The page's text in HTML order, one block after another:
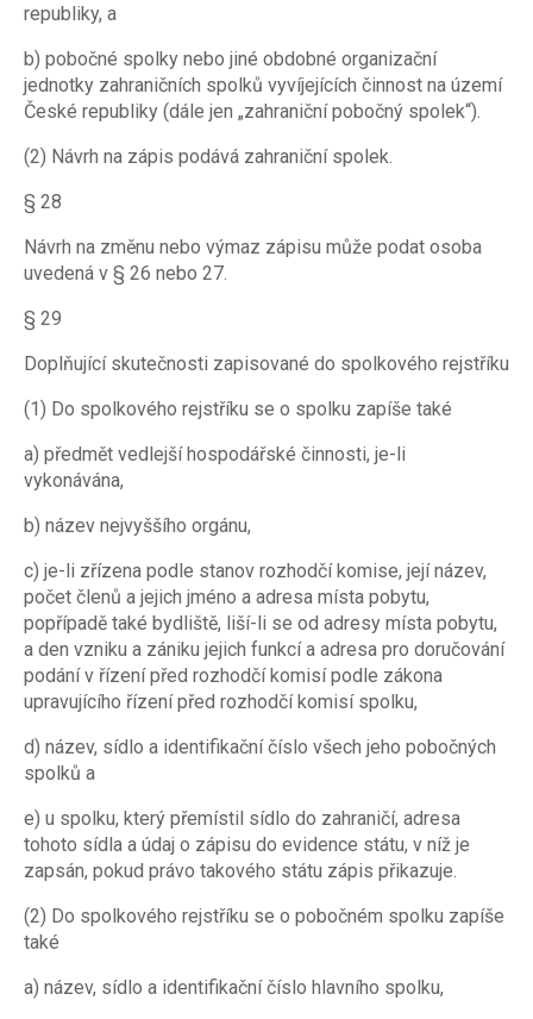
republiky, a
b) pobočné spolky nebo jiné obdobné organizační
jednotky zahraničních spolků vyvíjejících činnost na území
České republiky (dále jen „zahraniční pobočný spolek“).
(2) Návrh na zápis podává zahraniční spolek.
§ 28
Návrh na změnu nebo výmaz zápisu může podat osoba
uvedená v § 26 nebo 27.
§ 29
Doplňující skutečnosti zapisované do spolkového rejstříku
(1) Do spolkového rejstříku se o spolku zapíše také
a) předmět vedlejší hospodářské činnosti, je-li
vykonávána,
b) název nejvyššího orgánu,
c) je-li zřízena podle stanov rozhodčí komise, její název,
počet členů a jejich jméno a adresa místa pobytu,
popřípadě také bydliště, liší-li se od adresy místa pobytu,
a den vzniku a zániku jejich funkcí a adresa pro doručování
podání v řízení před rozhodčí komisí podle zákona
upravujícího řízení před rozhodčí komisí spolku,
d) název, sídlo a identifikační číslo všech jeho pobočných
spolků a
e) u spolku, který přemístil sídlo do zahraničí, adresa
tohoto sídla a údaj o zápisu do evidence státu, v níž je
zapsán, pokud právo takového státu zápis přikazuje.
(2) Do spolkového rejstříku se o pobočném spolku zapíše
také
a) název, sídlo a identifikační číslo hlavního spolku,